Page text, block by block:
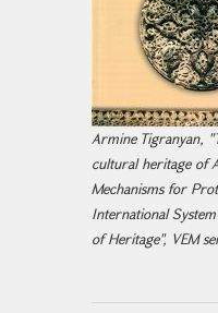
Armine Tigranyan,
cultural heritage of
Mechanisms for
International
of Heritage", VEM